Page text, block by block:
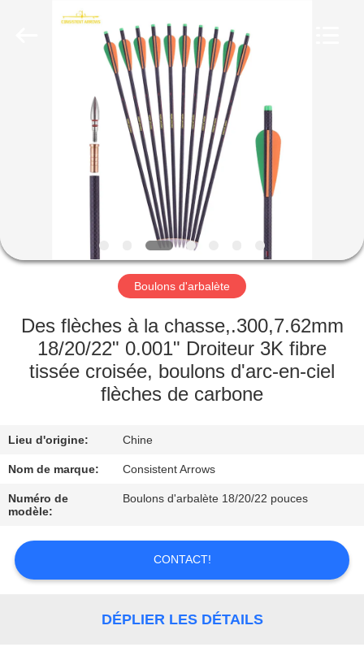
PRODUITS
SUJET
DE
VISITE
D'USINE
DE
QUALITÉ
NOUS
DEMANDEZ
Boulons d'arbalète
Des flèches à la chasse,.300,7.62mm
18/20/22" 0.001" Droiteur 3K fibre
tissée croisée, boulons d'arc-en-ciel
flèches de carbone
Lieu d'origine: Chine
Nom de marque: Consistent Arrows
Numéro de
modèle:
Boulons d'arbalète 18/20/22 pouces
CONTACT!
DÉPLIER LES DÉTAILS